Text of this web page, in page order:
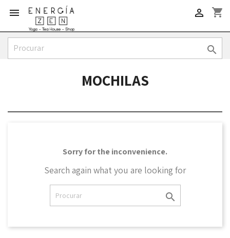
 shopping_cart


MOCHILAS
Sorry for the inconvenience.
Search again what you are looking for
